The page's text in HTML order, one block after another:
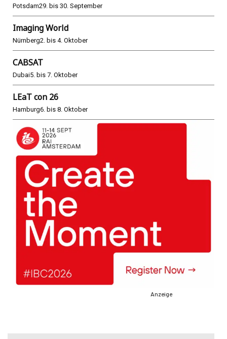
Potsdam29. bis 30. September
Imaging World
Nürnberg2. bis 4. Oktober
CABSAT
Dubai5. bis 7. Oktober
LEaT con 26
Hamburg6. bis 8. Oktober
Anzeige